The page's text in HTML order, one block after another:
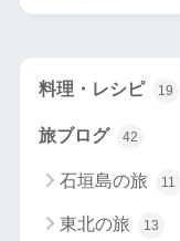
料理・レシピ 19
旅ブログ 42
石垣島の旅 11
東北の旅 13